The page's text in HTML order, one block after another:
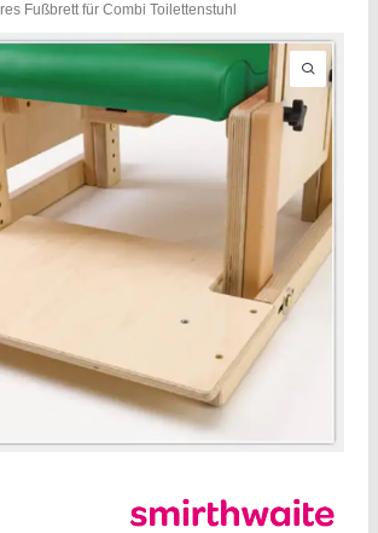
Fußbrett für Combi Toilettenstuhl